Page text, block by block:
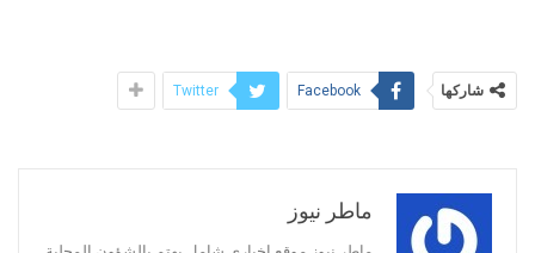
شاركها Facebook
Twitter
ماطر نيوز